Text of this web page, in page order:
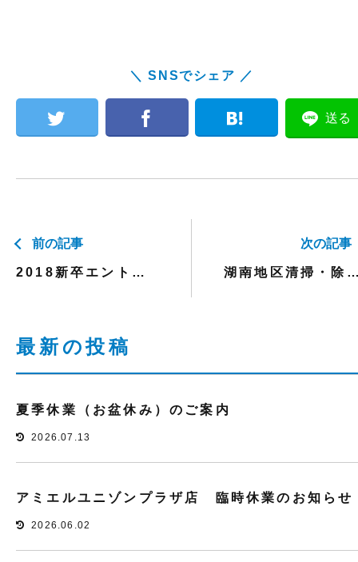
＼ SNSでシェア ／
送る
前の記事
2018新卒エントリーシート公開
次の記事
湖南地区清掃・除草作業を
最新の投稿
夏季休業（お盆休み）のご案内
2026.07.13
アミエルユニゾンプラザ店 臨時休業のお知らせ
2026.06.02